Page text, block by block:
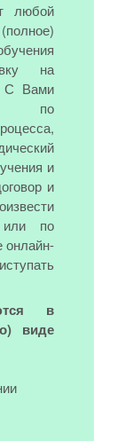
любой
на
С Вами
по
и
и
по
онлайн-
в
виде